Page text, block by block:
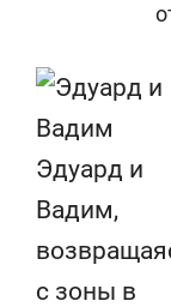
Эдуард и
Вадим,
с зоны в